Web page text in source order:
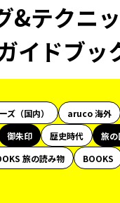
テクニッ
イドブッ
ズ（国内） aruco 海外
御朱印 歴史時代 旅の
旅の読み物 BOOKS